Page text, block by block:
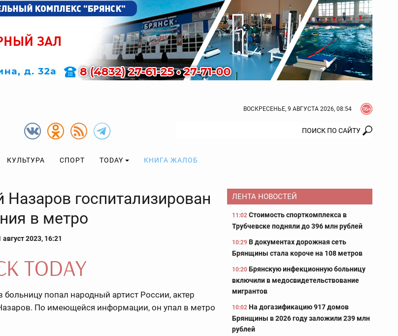
ВОСКРЕСЕНЬЕ, 9 АВГУСТА 2026, 08:54
КУЛЬТУРА СПОРТ TODAY КНИГА ЖАЛОБ
госпитализирован
в метро
август 2023, 16:21
больницу попал народный артист России, актер
По имеющейся информации, он упал в метро
ЛЕНТА НОВОСТЕЙ
11:02 Стоимость спорткомплекса в
Трубчевске подняли до 396 млн рублей
10:29 В документах дорожная сеть
Брянщины стала короче на 108 метров
10:20 Брянскую инфекционную больницу
включили в медосвидетельствование
мигрантов
10:02 На догазификацию 917 домов
Брянщины в 2026 году заложили 239 млн
рублей